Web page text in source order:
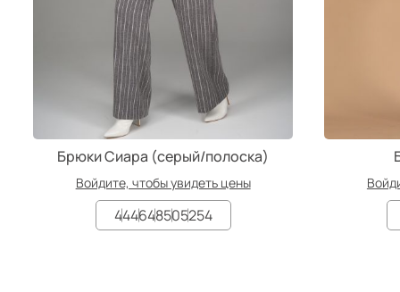
Брюки Сиара (серый/полоска)
Войдите, чтобы увидеть цены
444648505254